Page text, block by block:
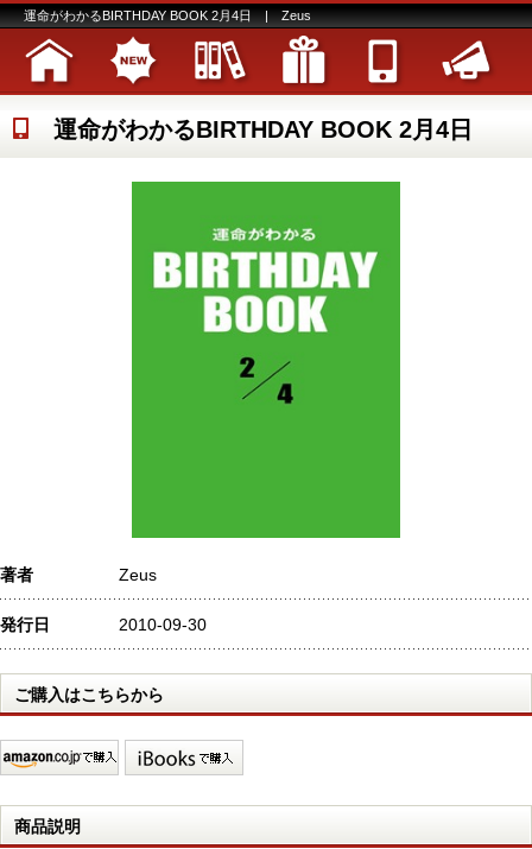
運命がわかるBIRTHDAY BOOK 2月4日 | Zeus
運命がわかるBIRTHDAY BOOK 2月4日
著者 Zeus
発行日 2010-09-30
ご購入はこちらから
商品説明